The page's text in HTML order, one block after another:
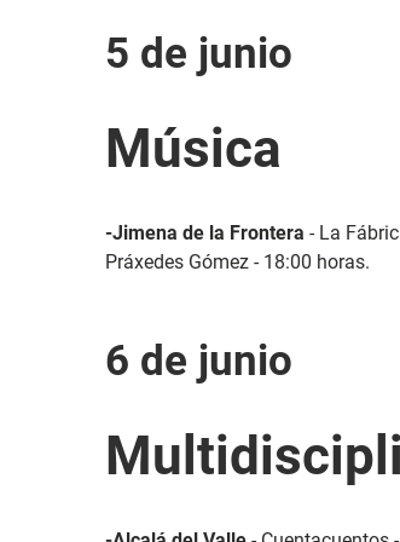
5 de junio
Música
-Jimena de la Frontera - La
Práxedes Gómez - 18:00 horas.
6 de junio